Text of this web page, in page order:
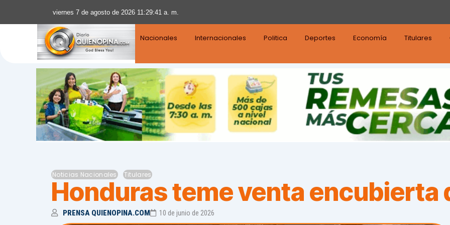
viernes 7 de agosto de 2026 11:29:42 a. m.
Nacionales Internacionales Politica Deportes Economía Titulares
Noticias Nacionales Titulares
Honduras teme venta encubierta
PRENSA QUIENOPINA.COM 10 de junio de 2026